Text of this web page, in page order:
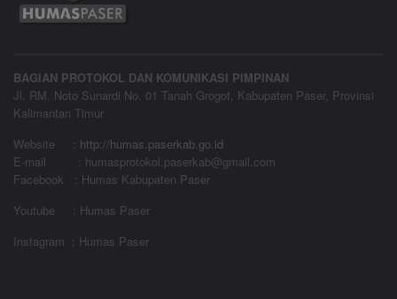
BAGIAN PROTOKOL DAN KOMUNIKASI PIMPINAN
Jl. RM. Noto Sunardi No. 01 Tanah Grogot, Kabupaten Paser, Provinsi
Kalimantan Timur
Website
: http://humas.paserkab.go.id
E-mail : humasprotokol.paserkab@gmail.com
Facebook : Humas Kabupaten Paser
Youtube : Humas Paser
Instagram : Humas Paser